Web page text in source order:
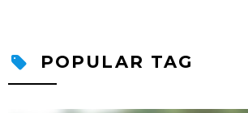
POPULAR TAG